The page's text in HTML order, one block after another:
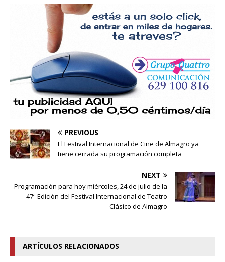
PREVIOUS
El Festival Internacional de Cine de Almagro ya
tiene cerrada su programación completa
NEXT
Programación para hoy miércoles, 24 de julio de la
47ª Edición del Festival Internacional de Teatro
Clásico de Almagro
ARTÍCULOS RELACIONADOS